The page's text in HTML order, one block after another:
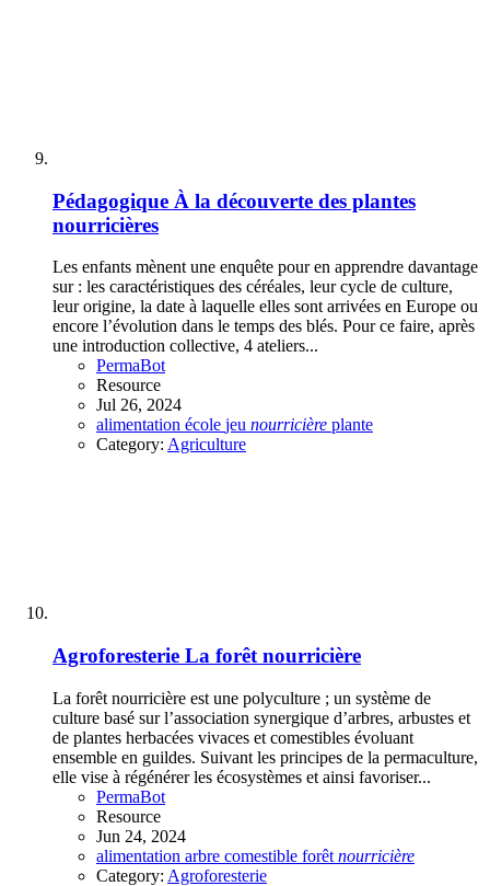
Pédagogique À la découverte des plantes
nourricières
Les enfants mènent une enquête pour en apprendre davantage
sur : les caractéristiques des céréales, leur cycle de culture,
leur origine, la date à laquelle elles sont arrivées en Europe ou
encore l’évolution dans le temps des blés. Pour ce faire, après
une introduction collective, 4 ateliers...
PermaBot
Resource
Jul 26, 2024
alimentation école jeu nourricière plante
Category: Agriculture
Agroforesterie La forêt nourricière
La forêt nourricière est une polyculture ; un système de
culture basé sur l’association synergique d’arbres, arbustes et
de plantes herbacées vivaces et comestibles évoluant
ensemble en guildes. Suivant les principes de la permaculture,
elle vise à régénérer les écosystèmes et ainsi favoriser...
PermaBot
Resource
Jun 24, 2024
alimentation arbre comestible forêt nourricière
Category: Agroforesterie